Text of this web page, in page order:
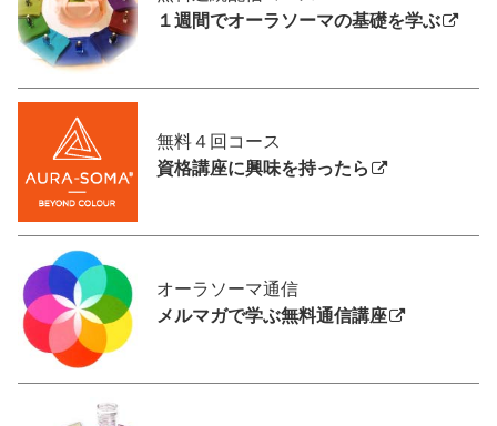
１週間でオーラソーマの基礎を学ぶ
無料４回コース
資格講座に興味を持ったら
オーラソーマ通信
メルマガで学ぶ無料通信講座